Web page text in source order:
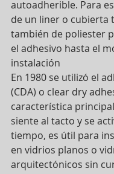
autoadherible. Para
de un liner o cubierta
también de poliester
el adhesivo hasta el
instalación
En 1980 se utilizó el
(CDA) o clear dry
característica
siente al tacto y se
tiempo, es útil para
en vidrios planos o
arquitectónicos sin